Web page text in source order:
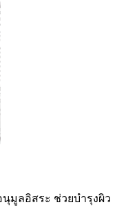
มูลอิสระ ช่วยบำรุงผิว